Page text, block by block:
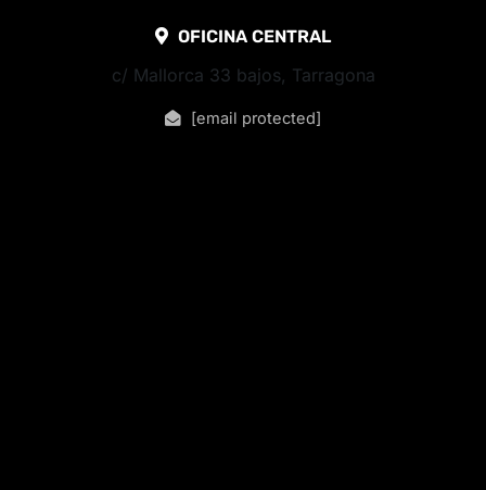
OFICINA CENTRAL
c/ Mallorca 33 bajos, Tarragona
[email protected]